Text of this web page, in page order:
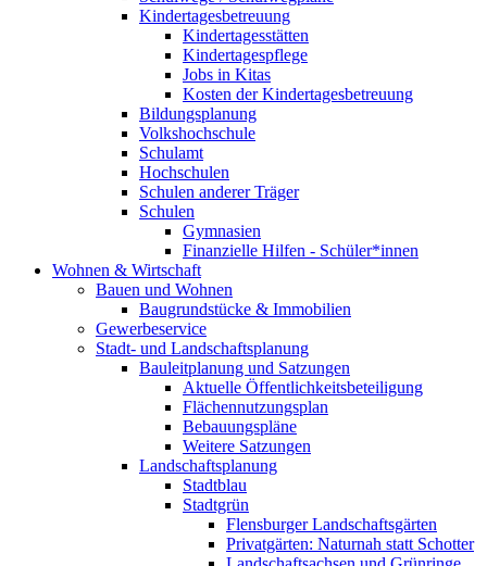
Kindertagesbetreuung
Kindertagesstätten
Kindertagespflege
Jobs in Kitas
Kosten der Kindertagesbetreuung
Bildungsplanung
Volkshochschule
Schulamt
Hochschulen
Schulen anderer Träger
Schulen
Gymnasien
Finanzielle Hilfen - Schüler*innen
Wohnen & Wirtschaft
Bauen und Wohnen
Baugrundstücke & Immobilien
Gewerbeservice
Stadt- und Landschaftsplanung
Bauleitplanung und Satzungen
Aktuelle Öffentlichkeitsbeteiligung
Flächennutzungsplan
Bebauungspläne
Weitere Satzungen
Landschaftsplanung
Stadtblau
Stadtgrün
Flensburger Landschaftsgärten
Privatgärten: Naturnah statt Schotter